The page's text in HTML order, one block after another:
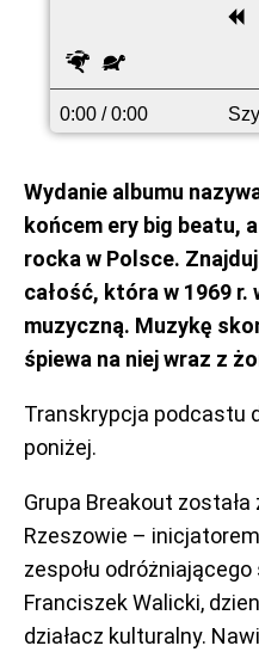
Szybciej
0:00 / 0:00
Wydanie albumu
końcem ery big beatu,
rocka w Polsce.
całość, która w 1969
muzyczną. Muzykę
śpiewa na niej wraz z
Transkrypcja podcastu
poniżej.
Grupa Breakout została
Rzeszowie –
zespołu
Franciszek Walicki,
działacz kulturalny.